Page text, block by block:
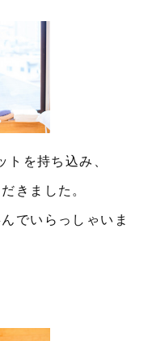
を持ち込み、
きました。
でいらっしゃいま